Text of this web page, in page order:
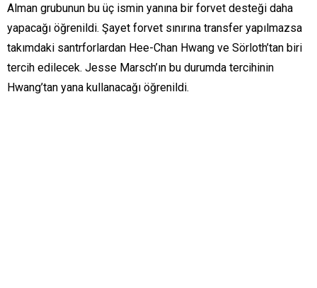
Alman grubunun bu üç ismin yanına bir forvet desteği daha
yapacağı öğrenildi. Şayet forvet sınırına transfer yapılmazsa
takımdaki santrforlardan Hee-Chan Hwang ve Sörloth’tan biri
tercih edilecek. Jesse Marsch’ın bu durumda tercihinin
Hwang’tan yana kullanacağı öğrenildi.